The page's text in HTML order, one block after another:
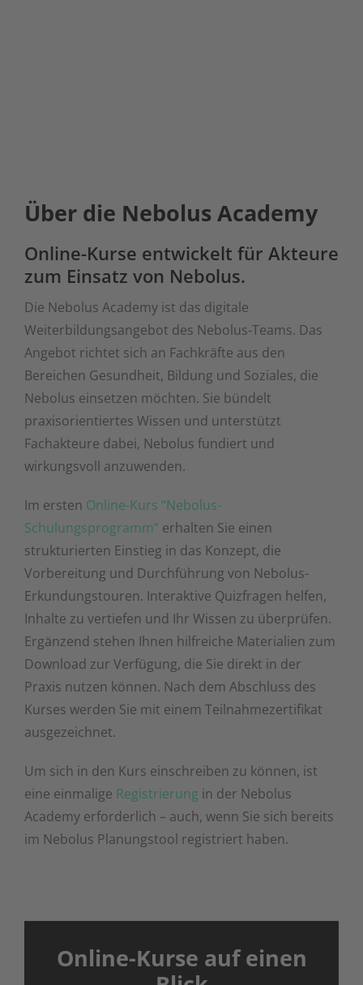
Über die Nebolus Academy
Online-Kurse entwickelt für Akteure
zum Einsatz von Nebolus.
Die Nebolus Academy ist das digitale
Weiterbildungsangebot des Nebolus-Teams. Das
Angebot richtet sich an Fachkräfte aus den
Bereichen Gesundheit, Bildung und Soziales, die
Nebolus einsetzen möchten. Sie bündelt
praxisorientiertes Wissen und unterstützt
Fachakteure dabei, Nebolus fundiert und
wirkungsvoll anzuwenden.
Im ersten Online-Kurs “Nebolus-
Schulungsprogramm” erhalten Sie einen
strukturierten Einstieg in das Konzept, die
Vorbereitung und Durchführung von Nebolus-
Erkundungstouren. Interaktive Quizfragen helfen,
Inhalte zu vertiefen und Ihr Wissen zu überprüfen.
Ergänzend stehen Ihnen hilfreiche Materialien zum
Download zur Verfügung, die Sie direkt in der
Praxis nutzen können. Nach dem Abschluss des
Kurses werden Sie mit einem Teilnahmezertifikat
ausgezeichnet.
Um sich in den Kurs einschreiben zu können, ist
eine einmalige Registrierung in der Nebolus
Academy erforderlich – auch, wenn Sie sich bereits
im Nebolus Planungstool registriert haben.
Online-Kurse auf einen